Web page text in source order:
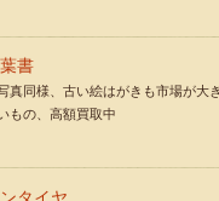
書
真同様、古い絵はがきも市場が大
もの、高額買取中
タイヤ